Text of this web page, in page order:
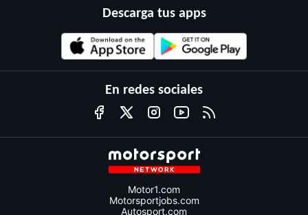
Descarga tus apps
En redes sociales
Motor1.com
Motorsportjobs.com
Autosport.com